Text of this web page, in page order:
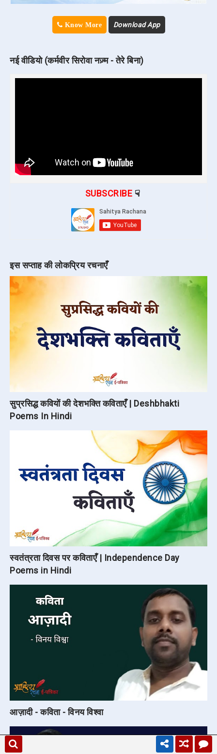
Know More Download App
नई वीडियो (कर्मवीर सिरोवा नज़्म - तेरे बिना)
SUBSCRIBE☟
इस सप्ताह की लोकप्रिय रचनाएँ
सुप्रसिद्ध कवियों की देशभक्ति कविताएँ | Deshbhakti
Poems In Hindi
स्वतंत्रता दिवस पर कविताएँ | Independence Day
Poems in Hindi
आज़ादी - कविता - विनय विश्वा